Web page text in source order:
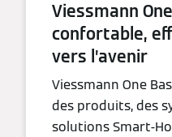
Viessmann
confortable,
vers l’avenir
Viessmann One
des produits, des
solutions Smart-